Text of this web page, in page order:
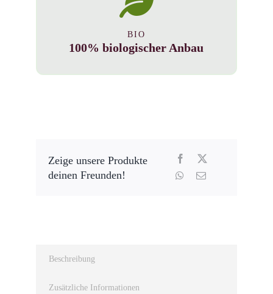
BIO
100% biologischer Anbau
Beschreibung
Zusätzliche Informationen
Zeige unsere Produkte
deinen Freunden!